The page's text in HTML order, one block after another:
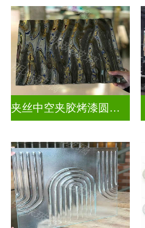
夹丝中空夹胶烤漆圆弧玻璃